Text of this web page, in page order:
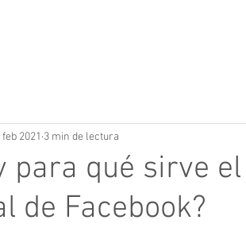
para qué sirve
de Facebook?​
feb 2021 3 min de lectura